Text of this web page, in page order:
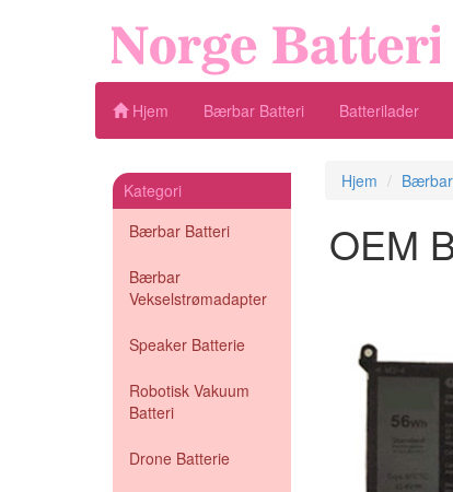
Hjem Bærbar Batteri Batterilader
Kategori
Bærbar Batteri
Bærbar
Vekselstrømadapter
Speaker Batterie
Robotisk Vakuum
Batteri
Drone Batterie
Hjem
OEM